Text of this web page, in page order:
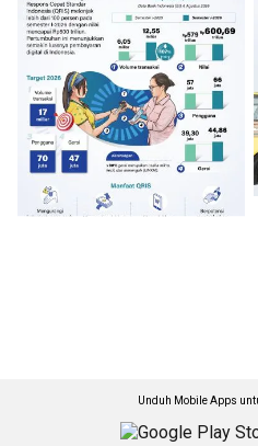
Unduh Mobile Apps